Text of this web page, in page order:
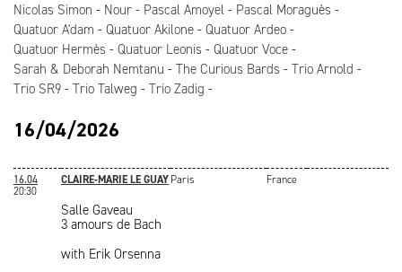
Nicolas Simon
Nour Pascal Amoyel
Pascal Moraguès
Quatuor A'dam
Quatuor Akilone
Quatuor Ardeo
Quatuor Hermès
Quatuor Leonis
Quatuor Voce
Sarah & Deborah Nemtanu
The Curious Bards
Trio Arnold
Trio SR9
Trio Talweg Trio Zadig
16/04/2026
16.04
20:30
CLAIRE-MARIE LE GUAYParis France
Salle Gaveau
3 amours de Bach
with Erik Orsenna